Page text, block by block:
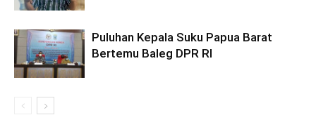
Puluhan Kepala Suku Papua Barat
Bertemu Baleg DPR RI